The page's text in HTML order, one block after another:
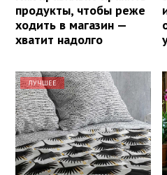
продукты, чтобы реже
ходить в магазин —
хватит надолго
ЛУЧШЕЕ